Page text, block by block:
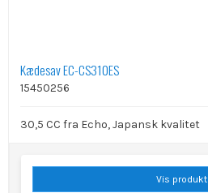
Kædesav EC-CS310ES
15450256
30,5 CC fra Echo, Japansk kvalitet
Vis produkt